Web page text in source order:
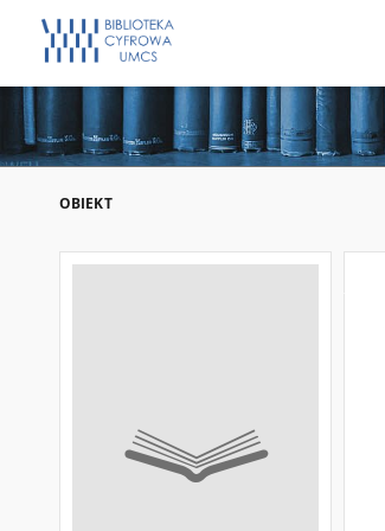
OBIEKT